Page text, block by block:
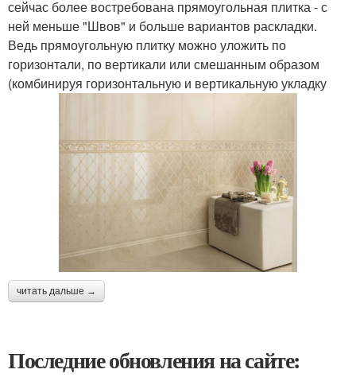
сейчас более востребована прямоугольная плитка - с
ней меньше "Швов" и больше вариантов раскладки.
Ведь прямоугольную плитку можно уложить по
горизонтали, по вертикали или смешанным образом
(комбинируя горизонтальную и вертикальную укладку
читать дальше →
Последние обновления на сайте: